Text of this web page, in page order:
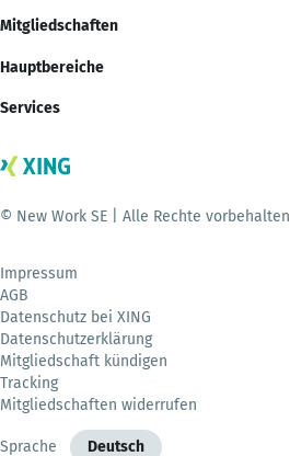
Mitgliedschaften
Hauptbereiche
Services
© New Work SE | Alle Rechte vorbehalten
Impressum
AGB
Datenschutz bei XING
Datenschutzerklärung
Mitgliedschaft kündigen
Tracking
Mitgliedschaften widerrufen
Sprache Deutsch